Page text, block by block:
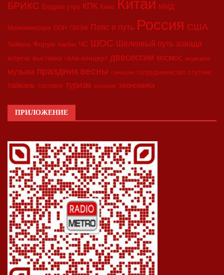
БРИКС Бодрое утро КПК Кино Китай МИД
Минкоммерции ООН ПМЭФ Пояс и путь Россия США
Тайвань Форум Харбин ЧС ШОС Шёлковый путь азиада
встреча выставка гала-концерт двесессии космос медицина
музыка праздник весны синьцзян сотрудничество спутник
тайвань торговля туризм экология экономика
ПРИЛОЖЕНИЕ